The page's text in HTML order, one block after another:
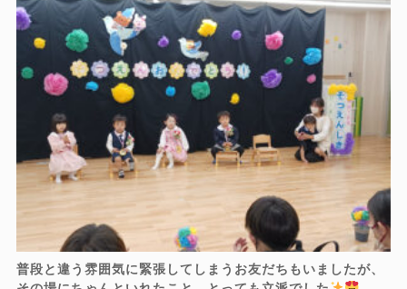
普段と違う雰囲気に緊張してしまうお友だちもいましたが、